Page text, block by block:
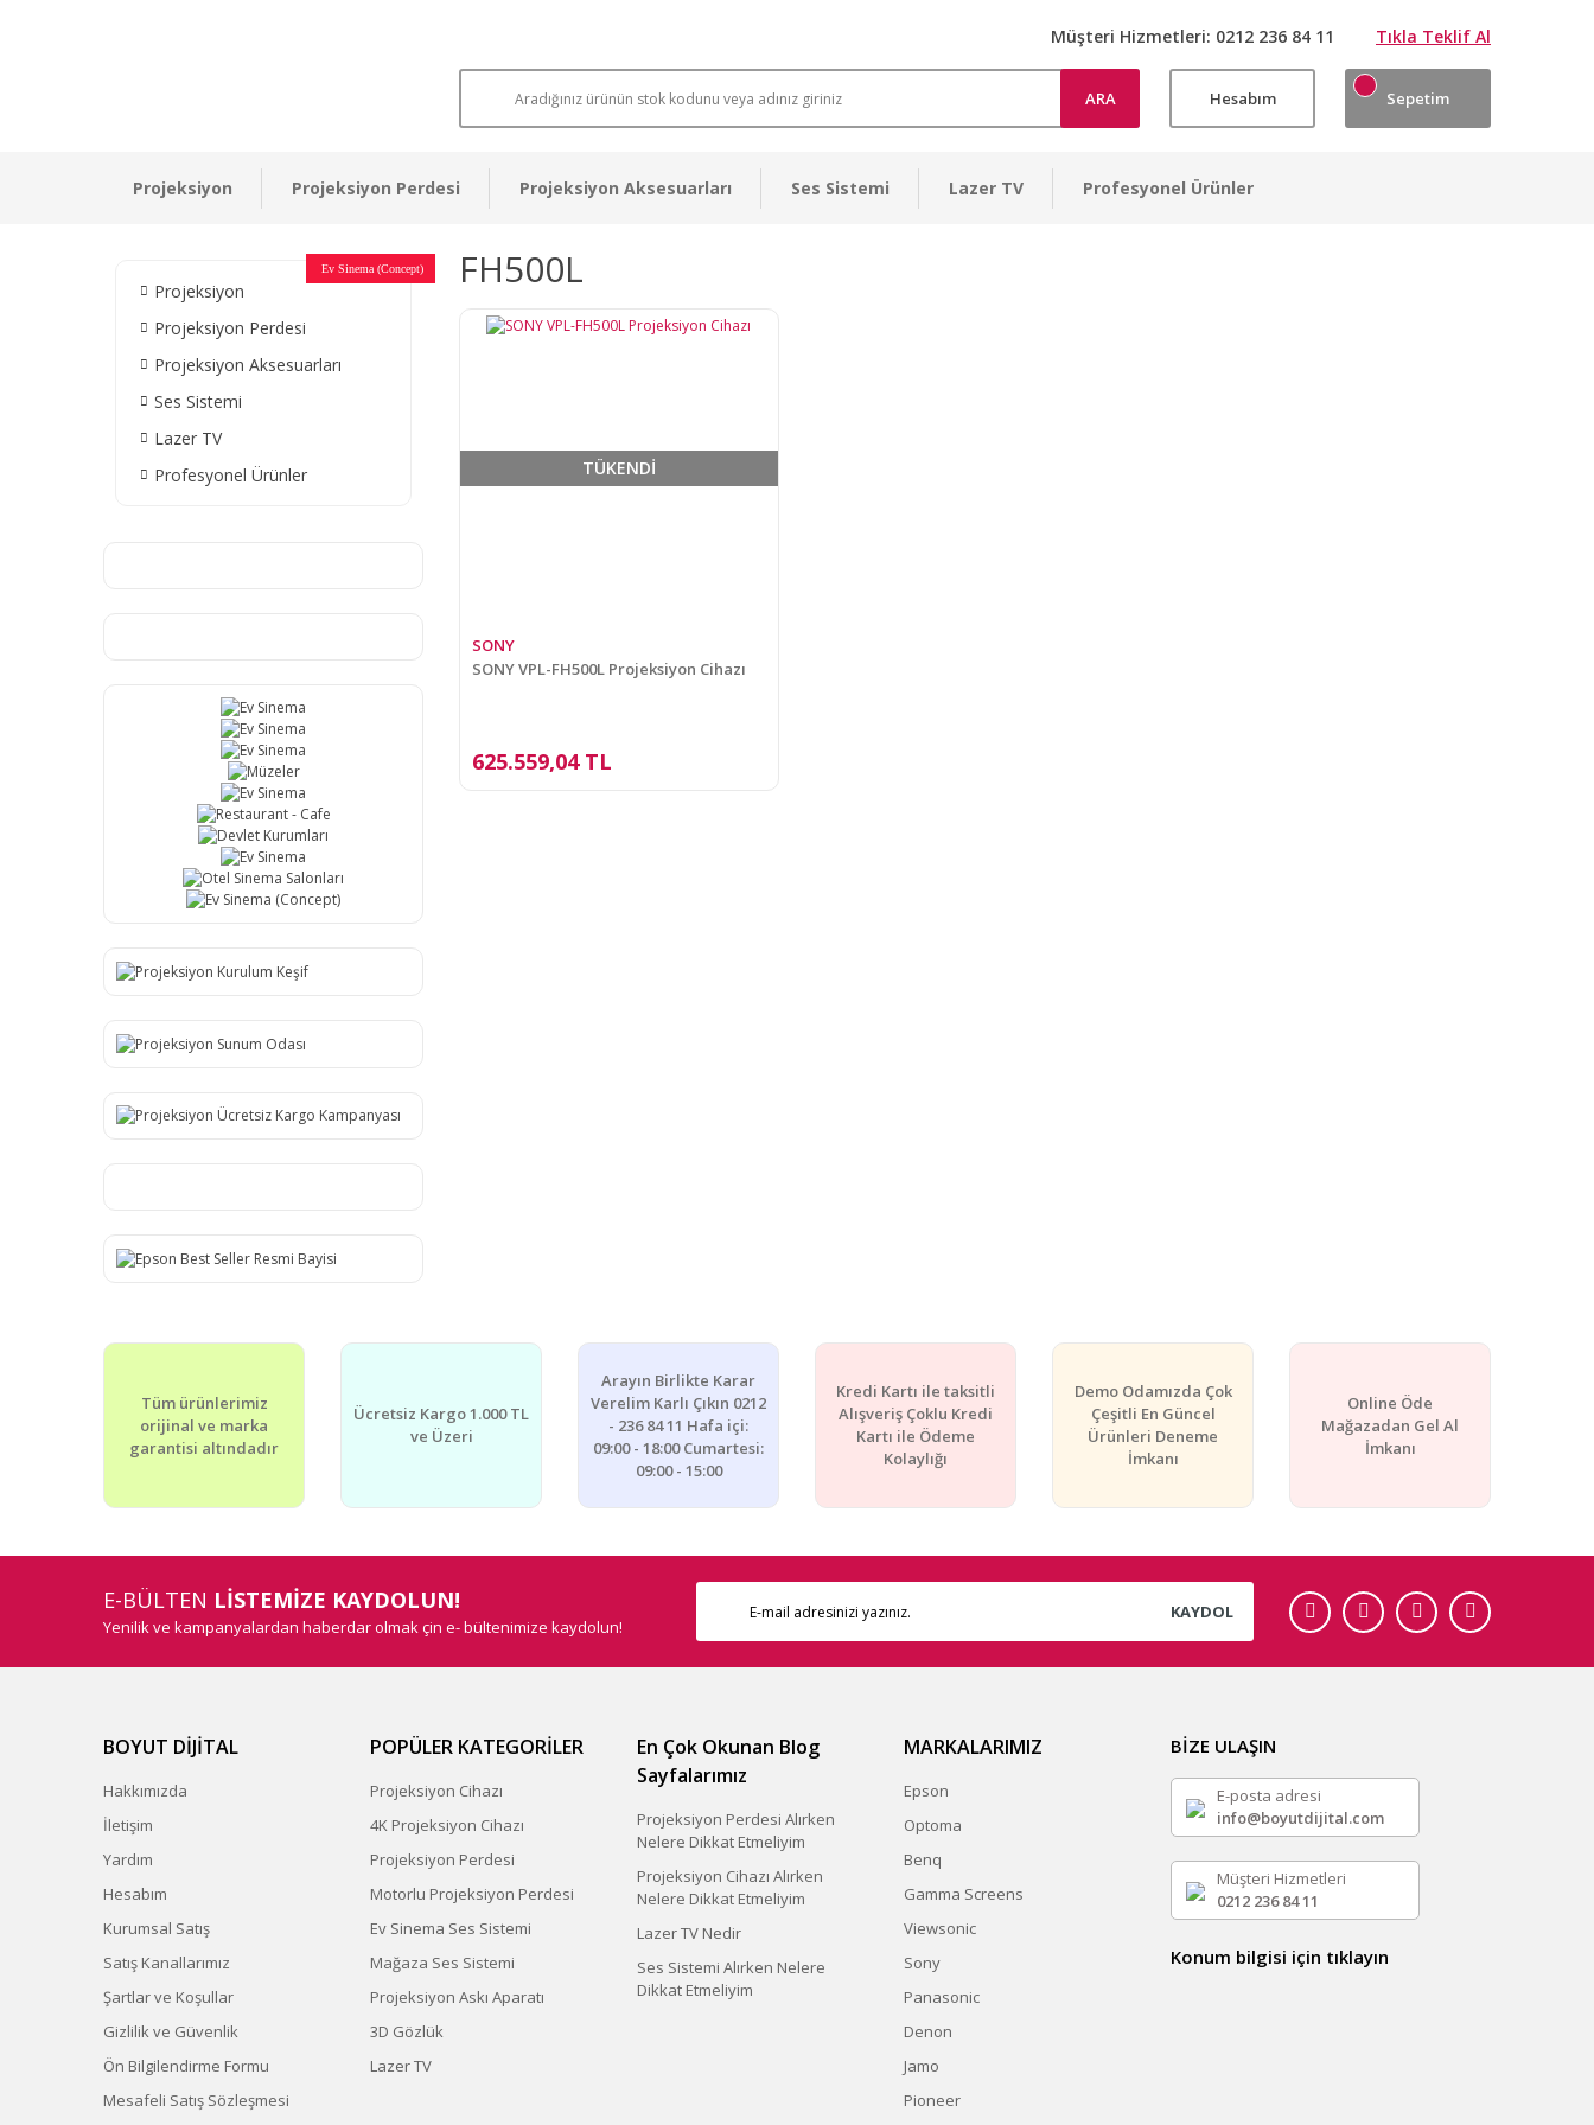
Müşteri Hizmetleri: 0212 236 84 11 Tıkla Teklif Al
ARA Hesabım Sepetim
Projeksiyon Projeksiyon Perdesi Projeksiyon Aksesuarları Ses Sistemi Lazer TV Profesyonel Ürünler
Projeksiyon
Projeksiyon Perdesi
Projeksiyon Aksesuarları
Ses Sistemi
Lazer TV
Profesyonel Ürünler
Ev Sinema
Ev Sinema
Ev Sinema
Müzeler
Ev Sinema
Restaurant - Cafe
Devlet Kurumları
Ev Sinema
Otel Sinema Salonları
Ev Sinema (Concept) FH500L
TÜKENDİ
SONY
SONY VPL-FH500L Projeksiyon Cihazı
625.559,04 TL
Tüm ürünlerimiz
orijinal ve marka
garantisi altındadır
Ücretsiz Kargo 1.000 TL
ve Üzeri
Arayın Birlikte Karar
Verelim Karlı Çıkın 0212
- 236 84 11 Hafa içi:
09:00 - 18:00 Cumartesi:
09:00 - 15:00
Kredi Kartı ile taksitli
Alışveriş Çoklu Kredi
Kartı ile Ödeme
Kolaylığı
Demo Odamızda Çok
Çeşitli En Güncel
Ürünleri Deneme
İmkanı
Online Öde
Mağazadan Gel Al
İmkanı
E-BÜLTEN LİSTEMİZE KAYDOLUN!
Yenilik ve kampanyalardan haberdar olmak çin e- bültenimize kaydolun!
KAYDOL
BOYUT DİJİTAL
Hakkımızda
İletişim
Yardım
Hesabım
Kurumsal Satış
Satış Kanallarımız
Şartlar ve Koşullar
Gizlilik ve Güvenlik
Ön Bilgilendirme Formu
Mesafeli Satış Sözleşmesi
POPÜLER KATEGORİLER
Projeksiyon Cihazı
4K Projeksiyon Cihazı
Projeksiyon Perdesi
Motorlu Projeksiyon Perdesi
Ev Sinema Ses Sistemi
Mağaza Ses Sistemi
Projeksiyon Askı Aparatı
3D Gözlük
Lazer TV
En Çok Okunan Blog
Sayfalarımız
Projeksiyon Perdesi Alırken
Nelere Dikkat Etmeliyim
Projeksiyon Cihazı Alırken
Nelere Dikkat Etmeliyim
Lazer TV Nedir
Ses Sistemi Alırken Nelere
Dikkat Etmeliyim
MARKALARIMIZ
Epson
Optoma
Benq
Gamma Screens
Viewsonic
Sony
Panasonic
Denon
Jamo
Pioneer
BİZE ULAŞIN
E-posta adresi
info@boyutdijital.com
Müşteri Hizmetleri
0212 236 84 11
Konum bilgisi için tıklayın